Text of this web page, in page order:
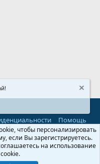
Помощь
XenForo Ltd.
чтобы персонализировать
если Вы зарегистрируетесь.
на использование